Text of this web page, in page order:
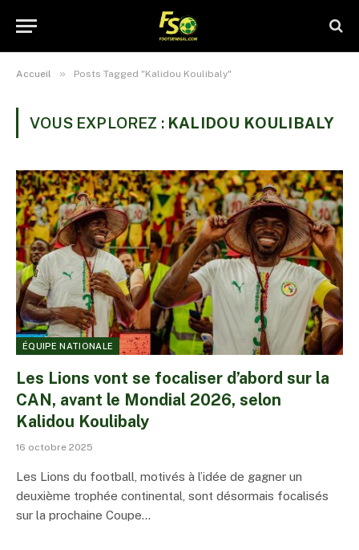
Accueil » Posts Tagged "Kalidou Koulibaly"
VOUS EXPLOREZ : KALIDOU KOULIBALY
ÉQUIPE NATIONALE
Les Lions vont se focaliser d’abord sur la
CAN, avant le Mondial 2026, selon
Kalidou Koulibaly
16 octobre 2025
Les Lions du football, motivés à l’idée de gagner un
deuxième trophée continental, sont désormais focalisés
sur la prochaine Coupe…